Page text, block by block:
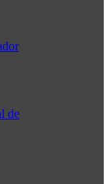
de